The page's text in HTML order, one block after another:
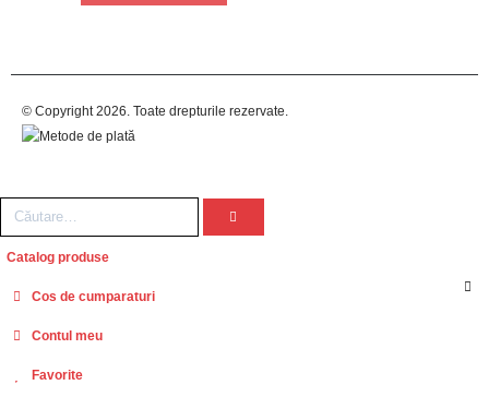
© Copyright 2026. Toate drepturile rezervate.
Catalog produse
Cos de cumparaturi
Contul meu
Favorite